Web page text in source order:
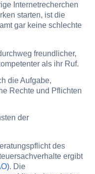
Internetrecherchen
starten, ist die
gar keine schlechte
freundlicher,
als ihr Ruf.
die Aufgabe,
Rechte und Pflichten
der
des
ergibt
. Die